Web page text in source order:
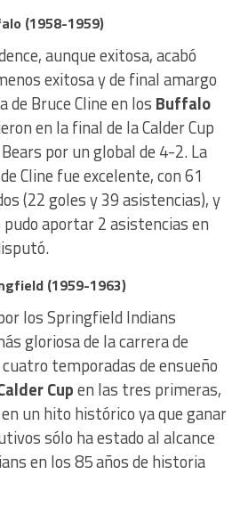
(1958-1959)
aunque exitosa, acabó
exitosa y de final amargo
Bruce Cline en los Buffalo
en la final de la Calder Cup
por un global de 4-2. La
Cline fue excelente, con 61
(22 goles y 39 asistencias), y
aportar 2 asistencias en
(1959-1963)
los Springfield Indians
gloriosa de la carrera de
temporadas de ensueño
Cupen las tres primeras,
un hito histórico ya que ganar
sólo ha estado al alcance
en los 85 años de historia